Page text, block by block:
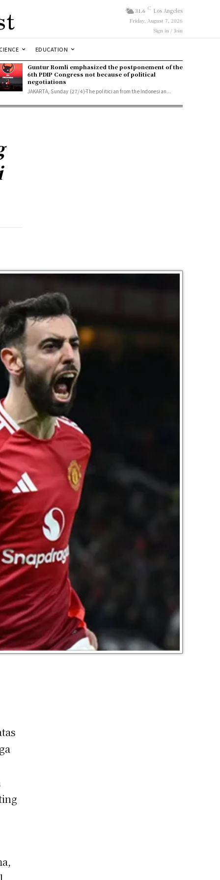
31.6 C Los Angeles
Friday, August 7, 2026
Sign in / Join
EDUCATION
Guntur Romli emphasized the postponement of the
6th PDIP Congress not because of political
negotiations
JAKARTA, Sunday (27/4)-The politician from the Indonesian...